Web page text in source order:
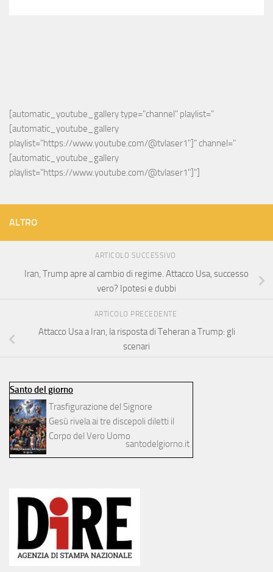
[automatic_youtube_gallery type="channel" playlist="
[automatic_youtube_gallery
playlist="https://www.youtube.com/@tvlaser1"]" channel="
[automatic_youtube_gallery
playlist="https://www.youtube.com/@tvlaser1"]"]
ALTRO
ARTICOLO SUCCESSIVO
Iran, Trump apre al cambio di regime. Attacco Usa, successo
vero? Ipotesi e dubbi
ARTICOLO PRECEDENTE
Attacco Usa a Iran, la risposta di Teheran a Trump: gli
scenari
Santo del giorno
Trasfigurazione del Signore
Gesù rivela ai tre discepoli diletti il
Corpo del Vero Uomo
santodelgiorno.it